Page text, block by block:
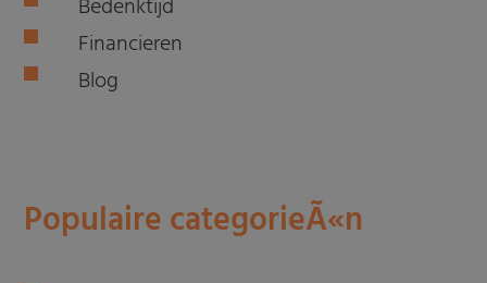
Bedenktijd
Financieren
Blog
Populaire categorieÃ«n